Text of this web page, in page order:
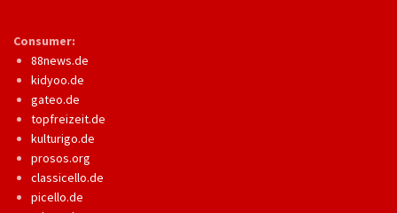
Consumer:
88news.de
kidyoo.de
gateo.de
topfreizeit.de
kulturigo.de
prosos.org
classicello.de
picello.de